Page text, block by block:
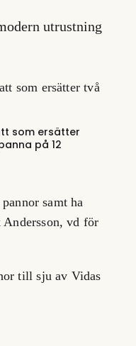
utrustning
som ersätter
på 12
samt ha
vd för
till sju av Vidas